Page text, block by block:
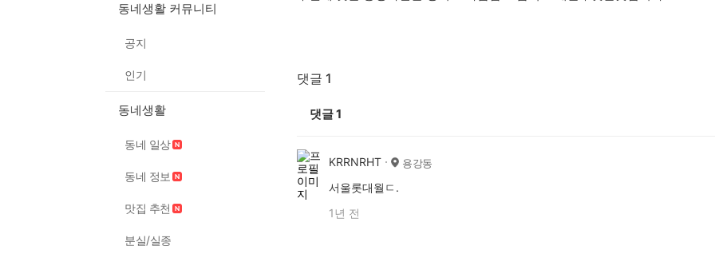
동네생활 커뮤니티
공지
인기
동네생활
동네 일상
동네 정보
맛집 추천
분실/실종
댓글 1
댓글1
KRRNRHT 용강동
서울롯대월ㄷ.
1년 전